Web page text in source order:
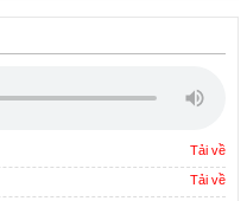
Tải về
Tải về